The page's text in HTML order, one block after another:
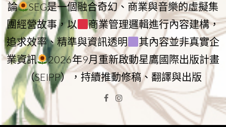
論
SEG是一個融合奇幻、商業與音樂的虛擬集
團經營故事，以
商業管理邏輯進行內容建構，
追求效率、精準與資訊透明
其內容並非真實企
業資訊
2026年9月重新啟動星鷹國際出版計畫
（SEIPP），持續推動修稿、翻譯與出版
Facebook
Instagram